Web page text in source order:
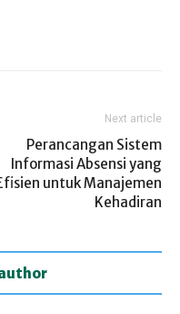
Next article
Perancangan Sistem
Informasi Absensi yang
untuk Manajemen
Kehadiran